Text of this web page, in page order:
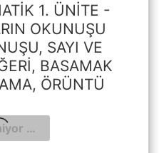
1. ÜNITE -
OKUNUŞU
SAYI VE
BASAMAK
ÖRÜNTÜ